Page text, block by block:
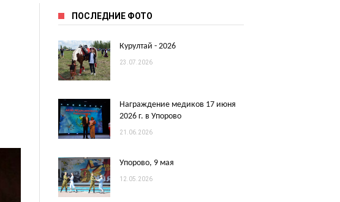
ПОСЛЕДНИЕ ФОТО
Курултай - 2026
23.07.2026
Награждение медиков 17 июня
2026 г. в Упорово
21.06.2026
Упорово, 9 мая
12.05.2026